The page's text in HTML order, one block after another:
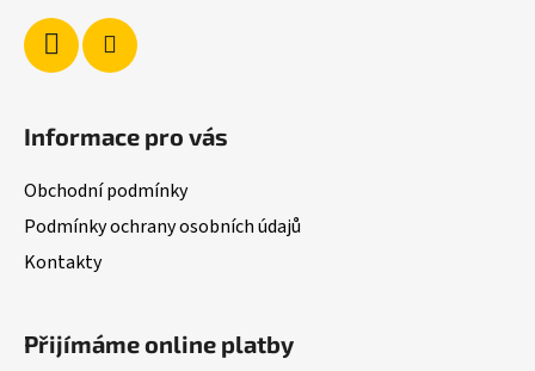
Informace pro vás
Obchodní podmínky
Podmínky ochrany osobních údajů
Kontakty
Přijímáme online platby